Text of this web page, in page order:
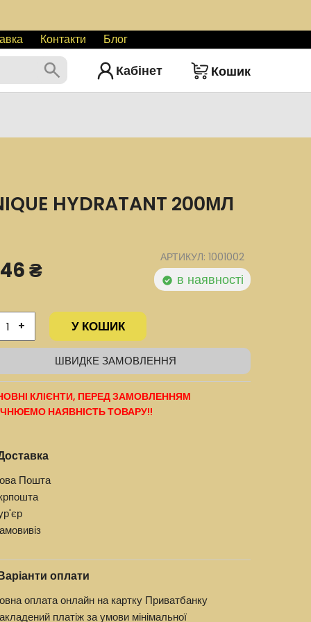
Контакти Блог
Кабінет Кошик
HYDRATANT 200МЛ
₴ АРТИКУЛ: 1001002
в наявності
+ У КОШИК
ШВИДКЕ ЗАМОВЛЕННЯ
КЛІЄНТИ, ПЕРЕД ЗАМОВЛЕННЯМ
НАЯВНІСТЬ ТОВАРУ!!
Пошта
оплати
оплата онлайн на картку Приватбанку
платіж за умови мінімальної